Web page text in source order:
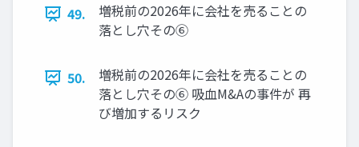
49.
増税前の2026年に会社を売ることの
落とし穴その⑥
50.
増税前の2026年に会社を売ることの
落とし穴その⑥ 吸血M&Aの事件が 再
び増加するリスク